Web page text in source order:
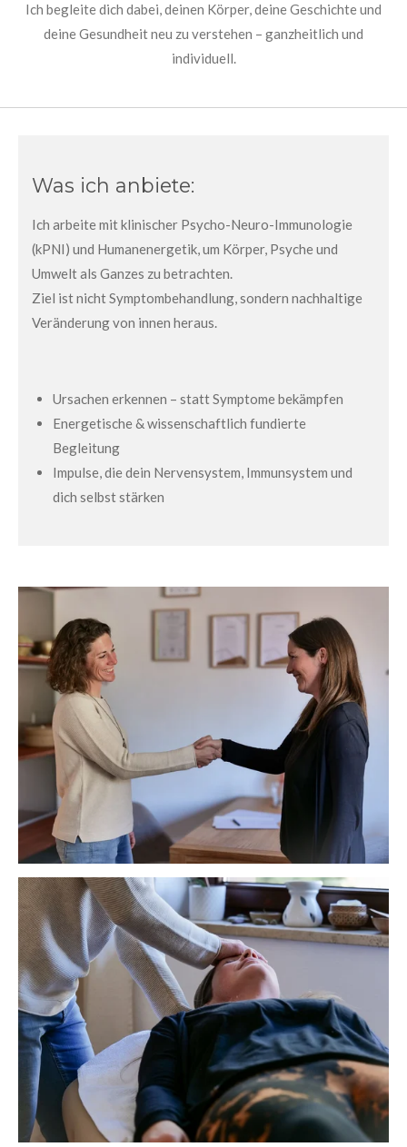
Ich begleite dich dabei, deinen Körper, deine Geschichte und
deine Gesundheit neu zu verstehen – ganzheitlich und
individuell.
Was ich anbiete:
Ich arbeite mit klinischer Psycho-Neuro-Immunologie
(kPNI) und Humanenergetik, um Körper, Psyche und
Umwelt als Ganzes zu betrachten.
Ziel ist nicht Symptombehandlung, sondern nachhaltige
Veränderung von innen heraus.
Ursachen erkennen – statt Symptome bekämpfen
Energetische & wissenschaftlich fundierte
Begleitung
Impulse, die dein Nervensystem, Immunsystem und
dich selbst stärken